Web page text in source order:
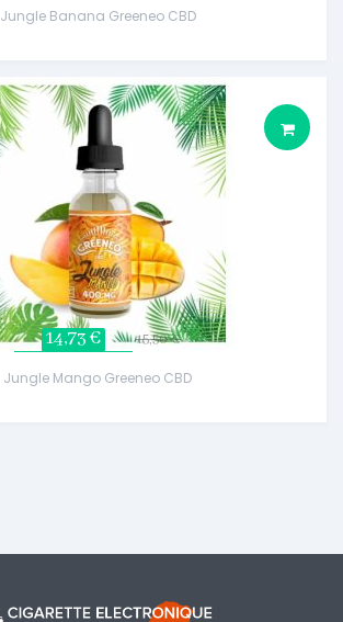
Jungle Banana Greeneo CBD
14,73 € 15,50 €
Jungle Mango Greeneo CBD